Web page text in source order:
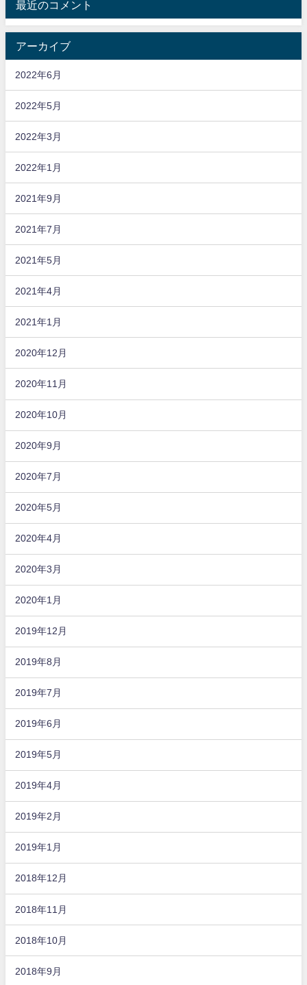
最近のコメント
アーカイブ
2022年6月
2022年5月
2022年3月
2022年1月
2021年9月
2021年7月
2021年5月
2021年4月
2021年1月
2020年12月
2020年11月
2020年10月
2020年9月
2020年7月
2020年5月
2020年4月
2020年3月
2020年1月
2019年12月
2019年8月
2019年7月
2019年6月
2019年5月
2019年4月
2019年2月
2019年1月
2018年12月
2018年11月
2018年10月
2018年9月